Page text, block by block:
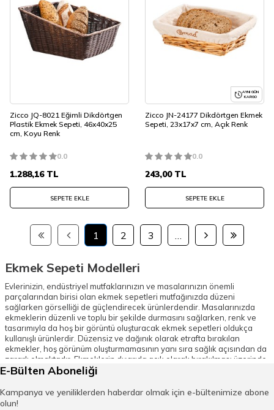
Zicco JQ-8021 Eğimli Dikdörtgen
Plastik Ekmek Sepeti, 46x40x25
cm, Koyu Renk
0.0
1.288,16TL
SEPETE EKLE
AYNI GÜN
KARGO
Zicco JN-24177 Dikdörtgen Ekmek
Sepeti, 23x17x7 cm, Açık Renk
0.0
243,00TL
SEPETE EKLE
1 2 3
Ekmek Sepeti Modelleri
Evlerinizin, endüstriyel mutfaklarınızın ve masalarınızın önemli
parçalarından birisi olan ekmek sepetleri mutfağınızda düzeni
sağlarken görselliği de güçlendirecek ürünlerdendir. Masalarınızda
ekmeklerin düzenli ve toplu bir şekilde durmasını sağlarken, renk ve
tasarımıyla da hoş bir görüntü oluşturacak ekmek sepetleri oldukça
kullanışlı ürünlerdir. Düzensiz ve dağınık olarak etrafta bırakılan
ekmekler, hoş görünüm oluşturmamasının yanı sıra sağlık açısından da
zararlı olmaktadır. Ekmeklerin dışarıda açık olarak bırakılması üzerinde
bakteri üremesine sebep olur ve hava, nem gibi faktörlere maruz
kaldığı için ekmeklerin çabuk bayatlamasına sebep olur. Hem bu
unsurlar hem de masanıza şıklık katması sebebiyle ekmek sepeti
modelleri tercih edecekseniz ve nerede satılır diye düşünüyorsanız
E-Bülten Aboneliği
Kampanya ve yeniliklerden haberdar olmak için e-bültenimize abone
olun!